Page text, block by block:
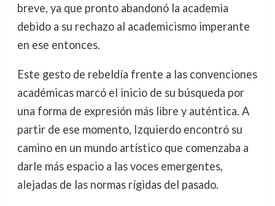
breve, ya que pronto abandonó la academia
debido a su rechazo al academicismo imperante
en ese entonces.
Este gesto de rebeldía frente a las convenciones
académicas marcó el inicio de su búsqueda por
una forma de expresión más libre y auténtica. A
partir de ese momento, Izquierdo encontró su
camino en un mundo artístico que comenzaba a
darle más espacio a las voces emergentes,
alejadas de las normas rígidas del pasado.